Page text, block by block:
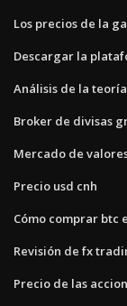
Los precios de la
Descargar la
Análisis de la
Broker de divisas
Mercado de
Precio usd cnh
Cómo comprar btc
Revisión de fx
Precio de las